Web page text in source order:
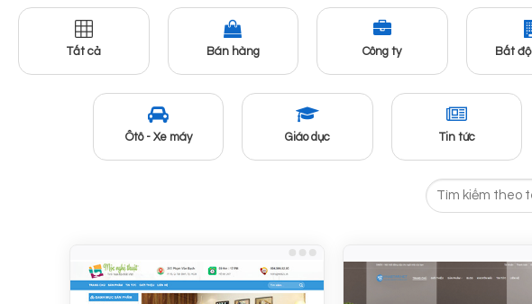
Tất cả Bán hàng Công ty Bất
Ôtô - Xe máy Giáo dục Tin tức